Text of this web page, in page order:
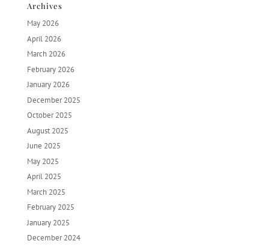
Archives
May 2026
April 2026
March 2026
February 2026
January 2026
December 2025
October 2025
August 2025
June 2025
May 2025
April 2025
March 2025
February 2025
January 2025
December 2024